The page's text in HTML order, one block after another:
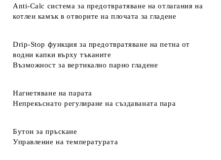
Anti-Calc система за предотвратяване на отлагания на
котлен камък в отворите на плочата за гладене
Drip-Stop функция за предотвратяване на петна от
водни капки върху тъканите
Възможност за вертикално парно гладене
Нагнетяване на парата
Непрекъснато регулиране на създаваната пара
Бутон за пръскане
Управление на температурата